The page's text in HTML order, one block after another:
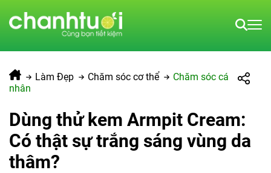
Làm Đẹp Chăm sóc cơ thể
Chăm sóc cá
nhân
Dùng thử kem Armpit Cream:
Có thật sự trắng sáng vùng da
thâm?